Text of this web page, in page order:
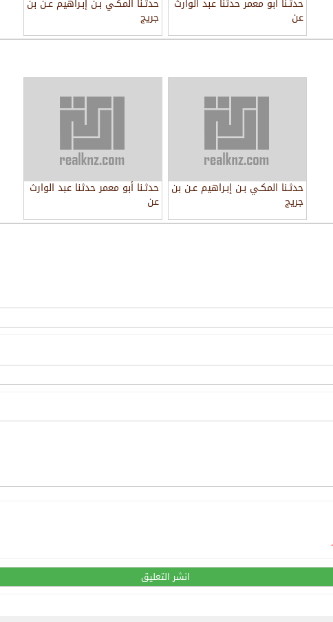
ﺣﺪﺛـﻨﺎ ﺃﺑﻮ ﻣﻌﻤﺮ ﺣﺪﺛﻨﺎ ﻋﺒﺪ ﺍﻟﻮﺍﺭﺙ
ﻋﻦ
ﺣﺪﺛـﻨﺎ ﺍﻟﻤﻜـﻲ ﺑـﻦ ﺇﺑـﺮﺍﻫﻴﻢ ﻋـﻦ ﺑﻦ
ﺟﺮﻳﺞ
ﺣﺪﺛـﻨﺎ ﺍﻟﻤﻜـﻲ ﺑـﻦ ﺇﺑـﺮﺍﻫﻴﻢ ﻋـﻦ ﺑﻦ
ﺟﺮﻳﺞ
ﺣﺪﺛـﻨﺎ ﺃﺑﻮ ﻣﻌﻤﺮ ﺣﺪﺛﻨﺎ ﻋﺒﺪ ﺍﻟﻮﺍﺭﺙ
ﻋﻦ